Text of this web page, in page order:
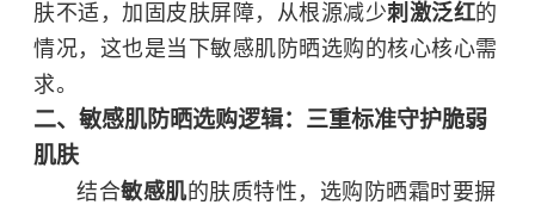
肤不适，加固皮肤屏障，从根源减少刺激泛红的
情况，这也是当下敏感肌防晒选购的核心核心需
求。
二、敏感肌防晒选购逻辑：三重标准守护脆弱
肌肤
结合敏感肌的肤质特性，选购防晒霜时要摒